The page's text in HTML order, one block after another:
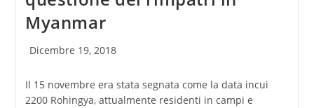
Myanmar
Articolo
Dicembre 19, 2018
Il 15 novembre era stata segnata come la data incui
2200 Rohingya, attualmente residenti in campi e